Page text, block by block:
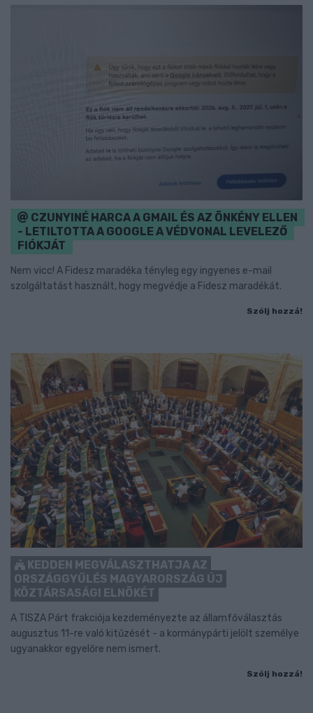
CZUNYINÉ HARCA A GMAIL ÉS AZ ÖNKÉNY ELLEN
- LETILTOTTA A GOOGLE A VÉDVONAL LEVELEZŐ
FIÓKJÁT
Nem vicc! A Fidesz maradéka tényleg egy ingyenes e-mail
szolgáltatást használt, hogy megvédje a Fidesz maradékát.
Szólj hozzá!
KEDDEN MEGVÁLASZTHATJA AZ
ORSZÁGGYŰLÉS MAGYARORSZÁG ÚJ
KÖZTÁRSASÁGI ELNÖKÉT
A TISZA Párt frakciója kezdeményezte az államfőválasztás
augusztus 11-re való kitűzését - a kormánypárti jelölt személye
ugyanakkor egyelőre nem ismert.
Szólj hozzá!